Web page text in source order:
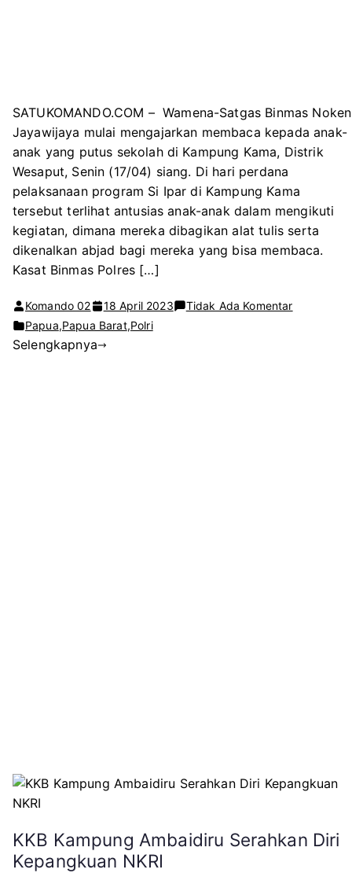
SATUKOMANDO.COM – Wamena-Satgas Binmas Noken
Jayawijaya mulai mengajarkan membaca kepada anak-
anak yang putus sekolah di Kampung Kama, Distrik
Wesaput, Senin (17/04) siang. Di hari perdana
pelaksanaan program Si Ipar di Kampung Kama
tersebut terlihat antusias anak-anak dalam mengikuti
kegiatan, dimana mereka dibagikan alat tulis serta
dikenalkan abjad bagi mereka yang bisa membaca.
Kasat Binmas Polres […]
Komando 02 18 April 2023 Tidak Ada Komentarpada
Papua,Papua Barat,Polri
Selengkapnya
KKB Kampung Ambaidiru Serahkan Diri
Kepangkuan NKRI